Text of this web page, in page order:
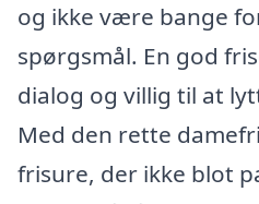
og ikke være bange
spørgsmål. En god
dialog og villig til at
Med den rette
frisure, der ikke blot